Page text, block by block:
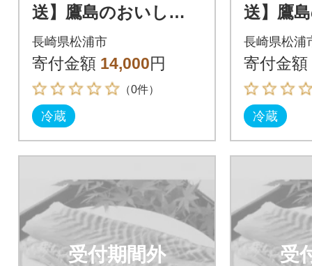
送】鷹島のおいしか
タイ(1.2kg)
長崎県松浦市
寄付金額 14,000円
（0件）
冷蔵
送】鷹
タイ
長崎県松浦
寄付金額
冷蔵
受付期間外 受